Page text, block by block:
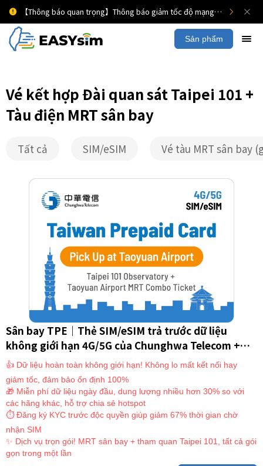
【Thông báo quan trọng】Thông báo giảm tốc độ mạng di động
Sản phẩm
Vé kết hợp Đài quan sát Taipei 101 +
Tàu điện MRT sân bay
Tất cả SIM/eSIM Vé tàu MRT sân bay
Sân bay TPE｜Thẻ SIM/eSIM trả trước dữ liệu
không giới hạn 4G/5G của Chunghwa Telecom +
Đài quan sát Taipei 101 + Vé MRT sân bay Đào Viên
｜SIM Đài Loan/eSIM (Chỉ dành cho người nước
ngoài)
👍 Dữ liệu hoàn toàn không giới hạn! Không lo mất kết nối hay
giảm tốc, đảm bảo ổn định 100%
🎁 Miễn phí dữ liệu ngày đầu, dung lượng nhiều hơn 30% so với
các hãng khác, hỗ trợ chia sẻ hotspot
⏱ Đăng ký KYC trước độc quyền giúp giảm 67% thời gian chờ
nhận SIM
✨ Dịch vụ trọn gói! MRT sân bay + tham quan Taipei 101, tất cả gói
gọn trong một lần